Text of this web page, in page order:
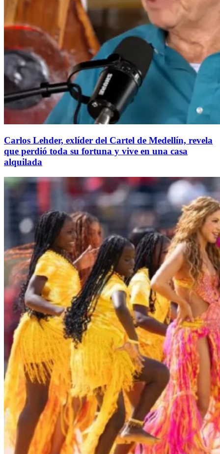
Carlos Lehder, exlíder del Cartel de Medellín, revela
que perdió toda su fortuna y vive en una casa
alquilada